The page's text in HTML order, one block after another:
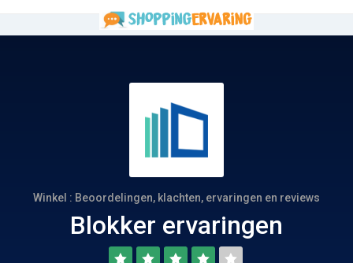
Winkel : Beoordelingen, klachten, ervaringen en reviews
Blokker ervaringen